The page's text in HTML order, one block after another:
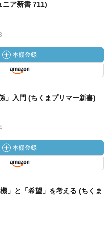
ニア新書 711)
」入門 (ちくまプリマー新書)
」と「希望」を考える (ちくま